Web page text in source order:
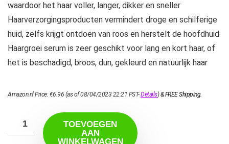
waardoor het haar voller, langer, dikker en sneller
Haarverzorgingsproducten vermindert droge en schilferige
huid, zelfs krijgt ontdoen van roos en herstelt de hoofdhuid
Haargroei serum is zeer geschikt voor lang en kort haar, of
het is beschadigd, broos, dun, gekleurd en natuurlijk haar
Amazon.nl Price:€6.96 (as of 08/04/2023 22:21 PST-Details)&FREE Shipping.
TOEVOEGEN
AAN
WINKELWAGEN